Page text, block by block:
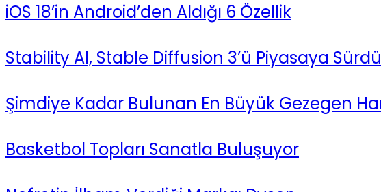
iOS 18’in Android’den Aldığı 6 Özellik
Stability AI, Stable Diffusion 3’ü Piyasaya
Şimdiye Kadar Bulunan En Büyük Gezegen
Basketbol Topları Sanatla Buluşuyor